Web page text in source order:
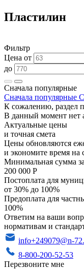
Пластилин
Фильтр
Цена от
до
Сначала популярные
Сначала популярные
К сожалению, раздел
В данный момент нет
Актуальные цены
и точная смета
Цены обновляются
и экономите время на
Минимальная сумма
200 000 Р
Постоплата для
от 30% до 100%
Предоплата для
100%
Ответим на ваши
нормативам и
info+249079@n-
8-800-200-52-53
Перезвоните мне